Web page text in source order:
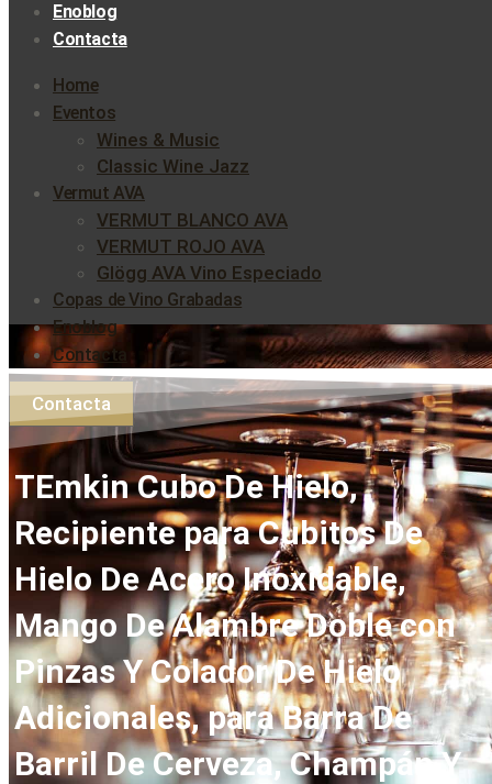
Enoblog
Contacta
Home
Eventos
Wines & Music
Classic Wine Jazz
Vermut AVA
VERMUT BLANCO AVA
VERMUT ROJO AVA
Glögg AVA Vino Especiado
Copas de Vino Grabadas
Enoblog
Contacta
Contacta
TEmkin Cubo De Hielo,
Recipiente para Cubitos De
Hielo De Acero Inoxidable,
Mango De Alambre Doble con
Pinzas Y Colador De Hielo
Adicionales, para Barra De
Barril De Cerveza, Champán Y